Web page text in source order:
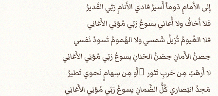
إِلى الأَمامِ دَوماً أَسيرُ فادي الأَنامِ رَبّي القَديرُ
فلا أَخافُ ولا أُعاني يسوعُ رَبّي مُؤتِي الأَغانِي
فلا الغُيومُ تُزيلُ شَمسي ولا الهُمومُ تَسودُ نَفسي
حِصنُ الأَمانِ حِضنُ الحَنانِ يسوعُ رَبّي مُؤتِي الأَغانِي
لا أَرهَبُ مِن حَربِ تَثور ُأَو مِن سِهامٍ نَحوي تَطيرُ
مَجدُ انتِصاري كُلُّ الضَّمانِ يسوعُ رَبّي مُؤتِي الأَغانِي